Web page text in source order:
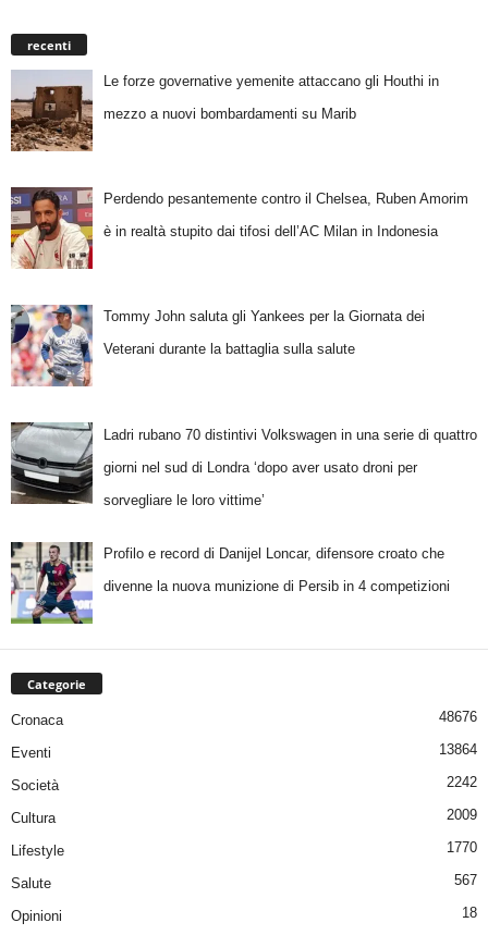
recenti
Le forze governative yemenite attaccano gli Houthi in
mezzo a nuovi bombardamenti su Marib
Perdendo pesantemente contro il Chelsea, Ruben Amorim
è in realtà stupito dai tifosi dell’AC Milan in Indonesia
Tommy John saluta gli Yankees per la Giornata dei
Veterani durante la battaglia sulla salute
Ladri rubano 70 distintivi Volkswagen in una serie di quattro
giorni nel sud di Londra ‘dopo aver usato droni per
sorvegliare le loro vittime’
Profilo e record di Danijel Loncar, difensore croato che
divenne la nuova munizione di Persib in 4 competizioni
Categorie
Cronaca 48676
Eventi 13864
Società 2242
Cultura 2009
Lifestyle 1770
Salute 567
Opinioni 18